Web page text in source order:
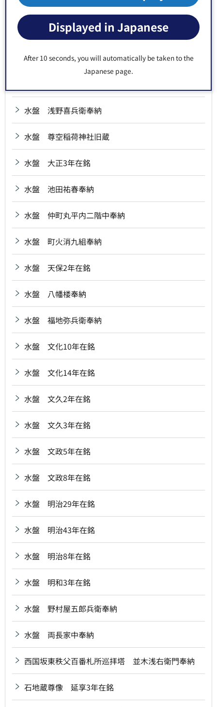
Displayed in Japanese
After 10 seconds, you will automatically be taken to the
Japanese page.
水盤 小倉藩宮本源兵衛興根奉納
水盤 昭和11年在銘
水盤 昭和14年在銘
水盤 浅野喜兵衛奉納
水盤 尊空稲荷神社旧蔵
水盤 大正3年在銘
水盤 池田祐春奉納
水盤 仲町丸平内二階中奉納
水盤 町火消九組奉納
水盤 天保2年在銘
水盤 八幡楼奉納
水盤 福地弥兵衛奉納
水盤 文化10年在銘
水盤 文化14年在銘
水盤 文久2年在銘
水盤 文久3年在銘
水盤 文政5年在銘
水盤 文政8年在銘
水盤 明治29年在銘
水盤 明治43年在銘
水盤 明治8年在銘
水盤 明和3年在銘
水盤 野村屋五郎兵衛奉納
水盤 両長家中奉納
西国坂東秩父百番札所巡拝塔 並木浅右衛門奉納
石地蔵尊像 延享3年在銘